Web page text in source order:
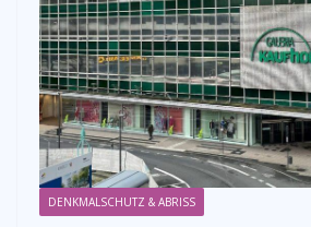
DENKMALSCHUTZ & ABRISS